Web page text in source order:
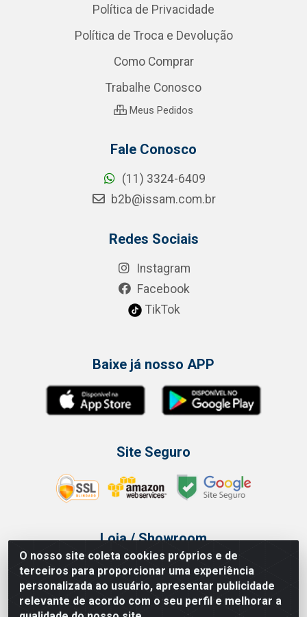
O nosso site coleta cookies próprios e de
terceiros para proporcionar uma experiência
personalizada ao usuário, apresentar publicidade
relevante de acordo com o seu perfil e melhorar a
Política de Privacidade
Política de Troca e Devolução
Como Comprar
Trabalhe Conosco
Meus Pedidos
Fale Conosco
(11) 3324-6409
b2b@issam.com.br
Redes Sociais
Instagram
Facebook
TikTok
Baixe já nosso APP
Site Seguro
Loja / Showroom
Tel.: (11) 3314 6400
Av Vautier, 468 - Pari - São Paulo/SP